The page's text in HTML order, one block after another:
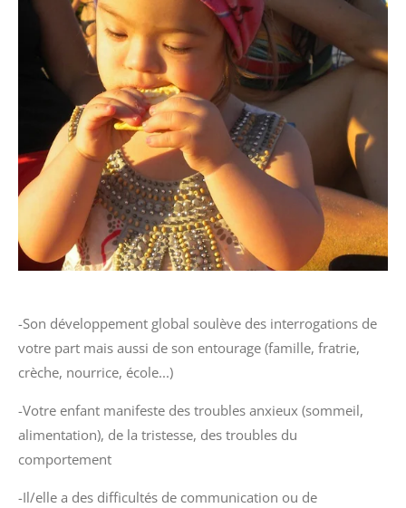
-Son développement global soulève des interrogations de
votre part mais aussi de son entourage (famille, fratrie,
crèche, nourrice, école...)
-Votre enfant manifeste des troubles anxieux (sommeil,
alimentation), de la tristesse, des troubles du
comportement
-Il/elle a des difficultés de communication ou de